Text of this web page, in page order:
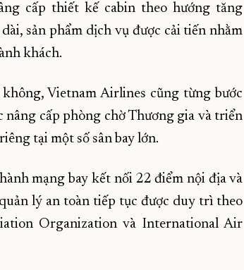
cấp thiết kế cabin theo hướng tăng
sản phẩm dịch vụ được cải tiến nhằm
khách.
Vietnam Airlines cũng từng bước
cấp phòng chờ Thương gia và triển
tại một số sân bay lớn.
mạng bay kết nối 22 điểm nội địa và
lý an toàn tiếp tục được duy trì theo
Organization và International Air